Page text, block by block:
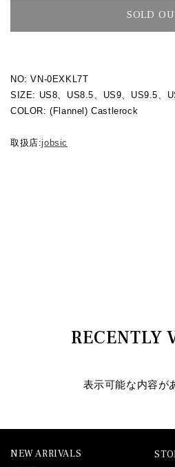
SOLD
NO: VN-0EXKL7T
SIZE: US8、US8.5、US9、US9.5、
COLOR: (Flannel) Castlerock
取扱店:jobsic
RECENTLY
表示可能な内容が
NEW ARRIVALS